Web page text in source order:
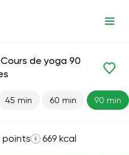
de yoga 90
45 min 60 min 90 min
points 669 kcal